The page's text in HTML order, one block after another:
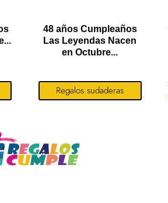
48 años Cumpleaños
Las Leyendas Nacen
en Octubre...
Regalos sudaderas